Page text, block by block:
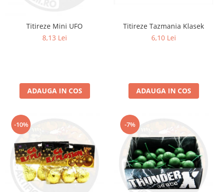
Titireze Mini UFO
8,13 Lei
ADAUGA IN COS
Titireze Tazmania Klasek
6,10 Lei
ADAUGA IN COS
-10% -7%